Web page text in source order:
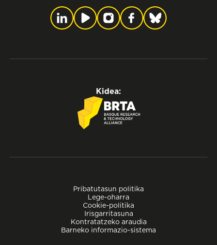
Pribatutasun politika
Lege-oharra
Cookie-politika
Irisgarritasuna
Kontratatzeko araudia
Barneko informazio-sistema
Kidea: